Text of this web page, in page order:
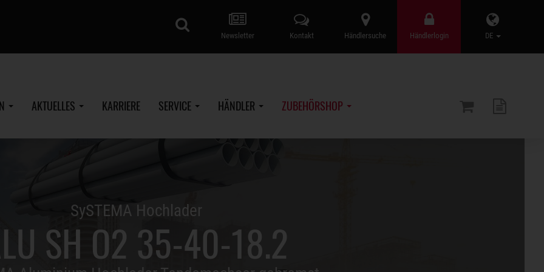
DE
Händlerlogin
Händlersuche
Kontakt
Newsletter
AKTUELLES KARRIERE SERVICE HÄNDLER ZUBEHÖRSHOP
SySTEMA Hochlader
SH O2 35-40-18.2